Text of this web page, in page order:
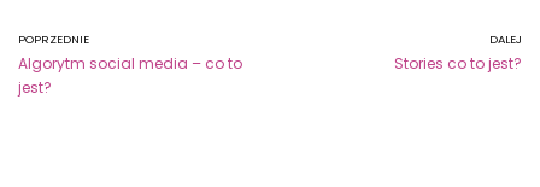
POPRZEDNIE
Algorytm social media – co to
jest?
DALEJ
Stories co to jest?